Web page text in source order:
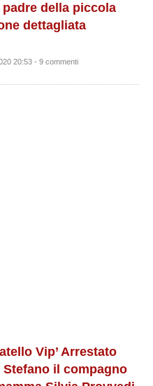
della piccola
dettagliata
20:53 - 9 commenti
Vip’ Arrestato
Stefano il compagno